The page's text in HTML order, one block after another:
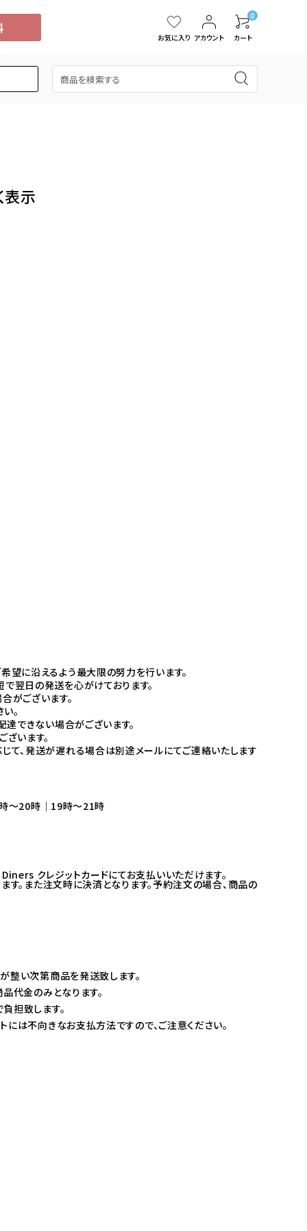
お気に入り アカウント
0
カート
表示
に沿えるよう最大限の努力を行います。
翌日の発送を心がけております。
がございます。
。
できない場合がございます。
います。
、発送が遅れる場合は別途メールにてご連絡いたします
～20時｜19時～21時
クレジットカードにてお支払いいただけます。
。また注文時に決済となります。予約注文の場合、商品の
整い次第商品を発送致します。
代金のみとなります。
担致します。
は不向きなお支払方法ですので、ご注意ください。